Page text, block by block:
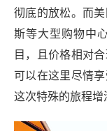
彻底的放松。而
斯等大型购物中
目，且价格相对
可以在这里尽情
这次特殊的旅程增